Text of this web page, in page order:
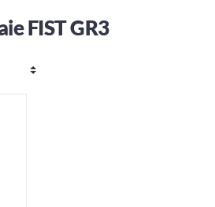
FIST GR3